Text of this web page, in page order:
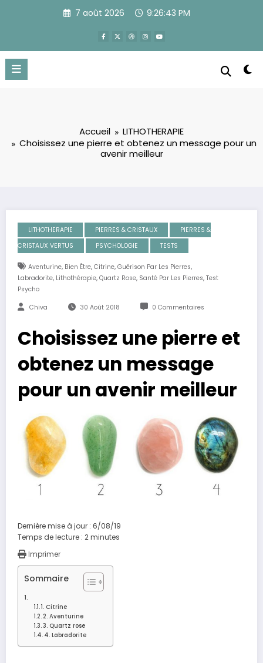
7 août 2026 9:26:44 PM
Accueil
LITHOTHERAPIE
Choisissez une pierre et obtenez un message pour un
avenir meilleur
LITHOTHERAPIE PIERRES & CRISTAUX
PIERRES &
CRISTAUX VERTUS
PSYCHOLOGIE TESTS
Aventurine, Bien Être, Citrine, Guérison Par Les Pierres,
Labradorite, Lithothérapie, Quartz Rose, Santé Par Les Pierres, Test
Psycho
Chiva 30 Août 2018 0 Commentaires
Choisissez une pierre et
obtenez un message
pour un avenir meilleur
Dernière mise à jour : 6/08/19
Temps de lecture : 2minutes
Imprimer
Sommaire
1. Citrine
2. Aventurine
3. Quartz rose
4. Labradorite